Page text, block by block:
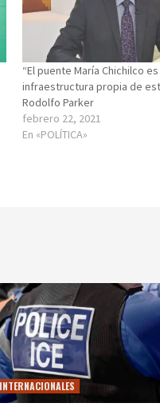
“El puente María Chichilco
infraestructura propia de
Rodolfo Parker
febrero 22, 2021
En «POLÍTICA»
INTERNACIONALES